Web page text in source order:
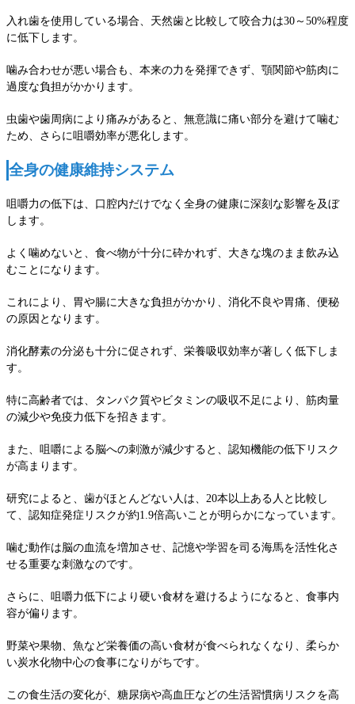
入れ歯を使用している場合、天然歯と比較して咬合力は30～50%程度
に低下します。
噛み合わせが悪い場合も、本来の力を発揮できず、顎関節や筋肉に
過度な負担がかかります。
虫歯や歯周病により痛みがあると、無意識に痛い部分を避けて噛む
ため、さらに咀嚼効率が悪化します。
全身の健康維持システム
咀嚼力の低下は、口腔内だけでなく全身の健康に深刻な影響を及ぼ
します。
よく噛めないと、食べ物が十分に砕かれず、大きな塊のまま飲み込
むことになります。
これにより、胃や腸に大きな負担がかかり、消化不良や胃痛、便秘
の原因となります。
消化酵素の分泌も十分に促されず、栄養吸収効率が著しく低下しま
す。
特に高齢者では、タンパク質やビタミンの吸収不足により、筋肉量
の減少や免疫力低下を招きます。
また、咀嚼による脳への刺激が減少すると、認知機能の低下リスク
が高まります。
研究によると、歯がほとんどない人は、20本以上ある人と比較し
て、認知症発症リスクが約1.9倍高いことが明らかになっています。
噛む動作は脳の血流を増加させ、記憶や学習を司る海馬を活性化さ
せる重要な刺激なのです。
さらに、咀嚼力低下により硬い食材を避けるようになると、食事内
容が偏ります。
野菜や果物、魚など栄養価の高い食材が食べられなくなり、柔らか
い炭水化物中心の食事になりがちです。
この食生活の変化が、糖尿病や高血圧などの生活習慣病リスクを高